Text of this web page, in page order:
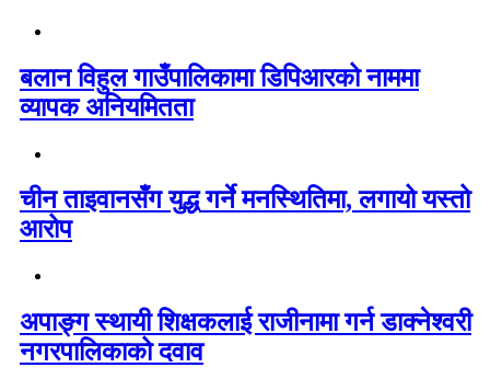
बलान विहुल गाउँपालिकामा डिपिआरको नाममा
व्यापक अनियमितता
चीन ताइवानसँग युद्ध गर्ने मनस्थितिमा, लगायो यस्तो
आरोप
अपाङ्ग स्थायी शिक्षकलाई राजीनामा गर्न डाक्नेश्वरी
नगरपालिकाको दवाव